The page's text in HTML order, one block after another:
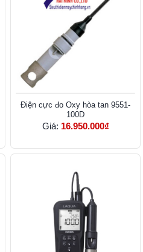
Điện cực đo Oxy hòa tan 9551-
100D
Giá: 16.950.000₫